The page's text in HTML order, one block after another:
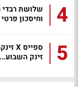
4
שלושת רבדי
וחיסכון פרטי
5
זינק השבוע...